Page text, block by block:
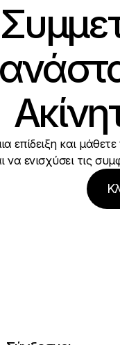
επίδειξη και
να ενισχύσει τις